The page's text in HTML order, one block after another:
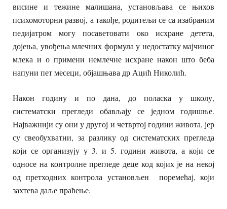
висине и тежине малишана, установљава се њихов
психомоторни развој, а такође, родитељи се са изабраним
педијатром могу посаветовати око исхране детета,
дојења, увођења млечних формула у недостатку мајчиног
млека и о примени немлечне исхране након што беба
напуни пет месеци, објашњава др Ацић Николић.
Након годину и по дана, до поласка у школу,
систематски прегледи обављају се једном годишње.
Најважнији су они у другој и четвртој години живота, јер
су свеобухватни, за разлику од систематских прегледа
који се организују у 3. и 5. години живота, а који се
односе на контролне прегледе деце код којих је на некој
од претходних контрола установљен поремећај, који
захтева даље праћење.